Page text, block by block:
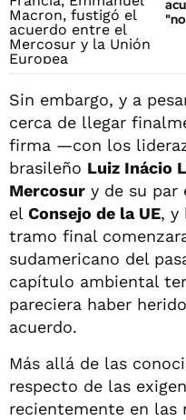
Sin embargo, y a
cerca de llegar
firma —con los
brasileño Luiz Inácio
Mercosur y de su par
el Consejo de la UE, y
tramo final
sudamericano del
capítulo ambiental
pareciera haber
acuerdo.
Más allá de las
respecto de las
recientemente en las